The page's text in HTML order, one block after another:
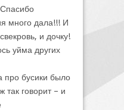
много дала!!! И
и дочку!
уйма других
про бусики было
так говорит – и